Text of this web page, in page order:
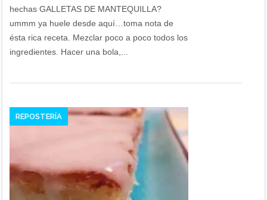
hechas GALLETAS DE MANTEQUILLA?
ummm ya huele desde aquí…toma nota de
ésta rica receta. Mezclar poco a poco todos los
ingredientes. Hacer una bola,...
REPOSTERÍA